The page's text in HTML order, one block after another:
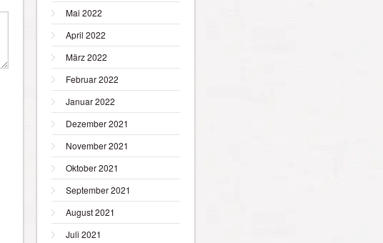
Mai 2022
April 2022
März 2022
Februar 2022
Januar 2022
Dezember 2021
November 2021
Oktober 2021
September 2021
August 2021
Juli 2021